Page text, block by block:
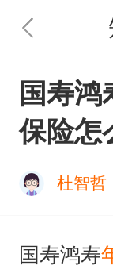
国寿鸿
保险怎
杜智哲
国寿鸿寿